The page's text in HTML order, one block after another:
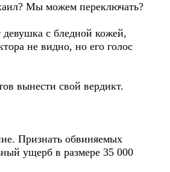
Мы можем переключать?
с бледной кожей,
не видно, но его голос
вынести свой вердикт.
Признать обвиняемых
ущерб в размере 35 000